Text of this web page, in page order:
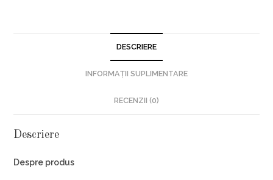
DESCRIERE
INFORMAȚII SUPLIMENTARE
RECENZII (0)
Descriere
Despre produs